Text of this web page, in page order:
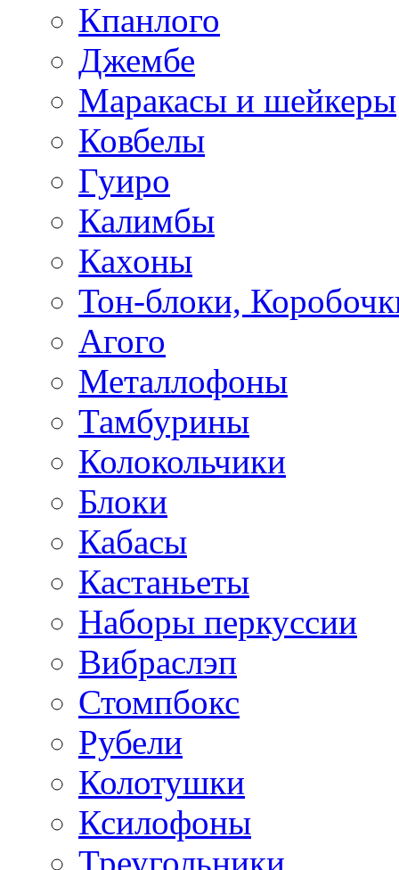
Кпанлого
Джембе
Маракасы и шейкеры
Ковбелы
Гуиро
Калимбы
Кахоны
Тон-блоки,
Агого
Металлофоны
Тамбурины
Колокольчики
Блоки
Кабасы
Кастаньеты
Наборы перкуссии
Вибраслэп
Стомпбокс
Рубели
Колотушки
Ксилофоны